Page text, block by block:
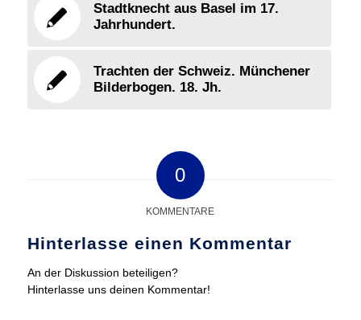
Stadtknecht aus Basel im 17.
Jahrhundert.
Trachten der Schweiz. Münchener
Bilderbogen. 18. Jh.
0
KOMMENTARE
Hinterlasse einen Kommentar
An der Diskussion beteiligen?
Hinterlasse uns deinen Kommentar!